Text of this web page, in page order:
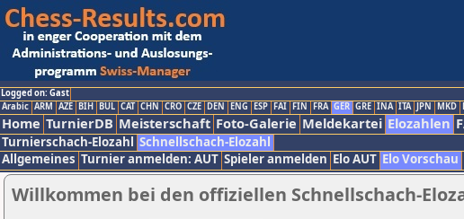
Logged on: Gast
Arabic ARM AZE BIH BUL CAT CHN CRO CZE DEN ENG ESP FAI FIN FRA GER GRE INA ITA JPN MKD
Home TurnierDB Meisterschaft Foto-Galerie Meldekartei Elozahlen
Turnierschach-Elozahl Schnellschach-Elozahl
Allgemeines Turnier anmelden: AUT Spieler anmelden Elo AUT Elo Vorschau
Willkommen bei den offiziellen Schnellschach-